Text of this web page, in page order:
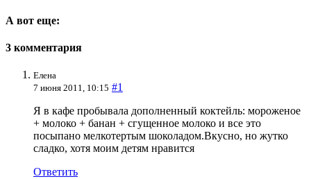
А вот еще:
3 комментария
Елена
7 июня 2011, 10:15 #1
Я в кафе пробывала дополненный коктейль: мороженое
+ молоко + банан + сгущенное молоко и все это
посыпано мелкотертым шоколадом.Вкусно, но жутко
сладко, хотя моим детям нравится
Ответить